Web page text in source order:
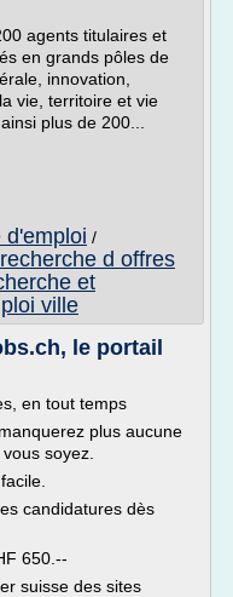
agents titulaires et
en grands pôles de
innovation,
vie, territoire et vie
plus de 200...
d'emploi /
recherche d offres
et
ville
le portail
en tout temps
plus aucune
soyez.
candidatures dès
650.--
suisse des sites